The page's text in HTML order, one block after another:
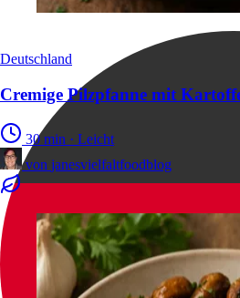
Deutschland
Cremige Pilzpfanne mit
30 min · Leicht
von janesvielfaltfoodblog